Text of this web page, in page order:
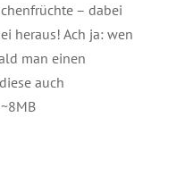
– dabei
heraus! Ach ja: wen
man einen
auch